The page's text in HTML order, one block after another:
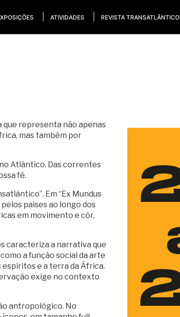
ATIVIDADES REVISTA TRANSATLÂNTICO
representa não apenas
mas também por
Atlântico. Das correntes
fé.
Em “Ex Mundus
paises ao longo dos
em movimento e côr,
caracteriza a narrativa que
a função social da arte
e a terra da África.
exige no contexto
antropológico. No